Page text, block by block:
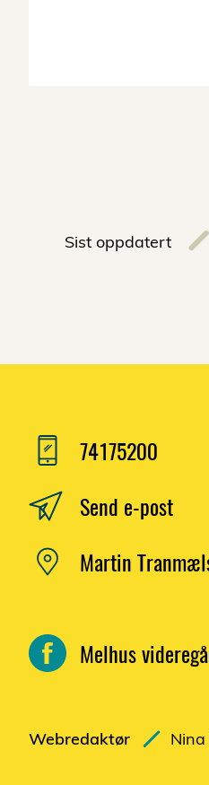
Sist oppdatert
74175200
Send e-post
Martin
Melhus
Webredaktør Nina